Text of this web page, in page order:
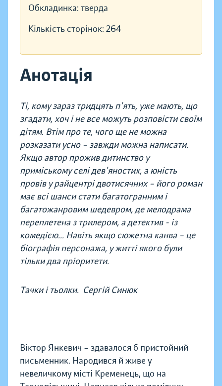
Обкладинка: тверда
Кількість сторінок: 264
Анотація
Ті, кому зараз тридцять п'ять, уже мають, що
згадати, хоч і не все можуть розповісти своїм
дітям. Втім про те, чого ще не можна
розказати усно – завжди можна написати.
Якщо автор прожив дитинство у
приміському селі дев'яностих, а юність
провів у райцентрі двотисячних – його роман
має всі шанси стати багатогранним і
багатожанровим шедевром, де мелодрама
переплетена з трилером, а детектив - із
комедією... Навіть якщо сюжетна канва – це
біографія персонажа, у житті якого були
тільки два пріоритети.
Тачки і тьолки. Сергій Синюк
Віктор Янкевич – здавалося б пристойний
письменник. Народився й живе у
невеличкому місті Кременець, що на